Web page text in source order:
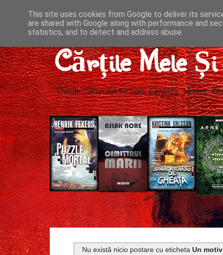
Cărțile Mele
Thriller, Science-Fiction, Fantasy, Horror,
Nu există nicio postare cu etichetaUn
This site uses cookies from Google to deliver its
are shared with Google along with performance and
statistics, and to detect and address abuse.